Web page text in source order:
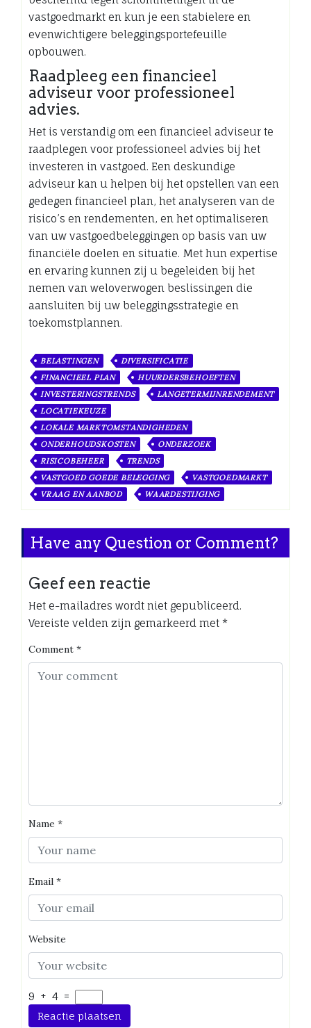
vastgoedmarkt en kun je een stabielere en
evenwichtigere beleggingsportefeuille
opbouwen.
Raadpleeg een financieel
adviseur voor professioneel
advies.
Het is verstandig om een financieel adviseur te
raadplegen voor professioneel advies bij het
investeren in vastgoed. Een deskundige
adviseur kan u helpen bij het opstellen van een
gedegen financieel plan, het analyseren van de
risico’s en rendementen, en het optimaliseren
van uw vastgoedbeleggingen op basis van uw
financiële doelen en situatie. Met hun expertise
en ervaring kunnen zij u begeleiden bij het
nemen van weloverwogen beslissingen die
aansluiten bij uw beleggingsstrategie en
toekomstplannen.
BELASTINGEN
DIVERSIFICATIE
FINANCIEEL PLAN
HUURDERSBEHOEFTEN
INVESTERINGSTRENDS
LANGETERMIJNRENDEMENT
LOCATIEKEUZE
LOKALE MARKTOMSTANDIGHEDEN
ONDERHOUDSKOSTEN
ONDERZOEK
RISICOBEHEER
TRENDS
VASTGOED GOEDE BELEGGING
VASTGOEDMARKT
VRAAG EN AANBOD
WAARDESTIJGING
Have any Question or Comment?
Geef een reactie
Het e-mailadres wordt niet gepubliceerd.
Vereiste velden zijn gemarkeerd met *
Comment *
Name *
Email *
Website
9 + 4 =